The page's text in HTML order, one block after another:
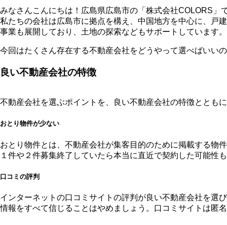
みなさんこんにちは！広島県広島市の「株式会社COLORS」
私たちの会社は広島市に拠点を構え、中国地方を中心に、戸
事業も展開しており、土地の探索などもサポートしています
今回はたくさん存在する不動産会社をどうやって選べばいい
良い不動産会社の特徴
不動産会社を選ぶポイントを、良い不動産会社の特徴ととも
おとり物件が少ない
おとり物件とは、不動産会社が集客目的のために掲載する物
１件や２件募集終了していたら本当に直近で契約した可能性
口コミの評判
インターネットの口コミサイトの評判が良い不動産会社を選
情報をすべて信じることはやめましょう。口コミサイトは匿